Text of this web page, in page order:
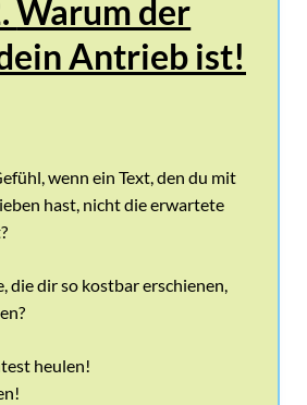
Warum der
Antrieb ist!
wenn ein Text, den du mit
hast, nicht die erwartete
die dir so kostbar erschienen,
heulen!